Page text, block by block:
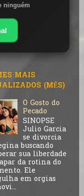
ninguém
MAIS
(MÊS)
O Gosto do
Pecado
SINOPSE
Julio Garcia
se divorcia
buscando
sua liberdade
da rotina do
Ele
em orgias